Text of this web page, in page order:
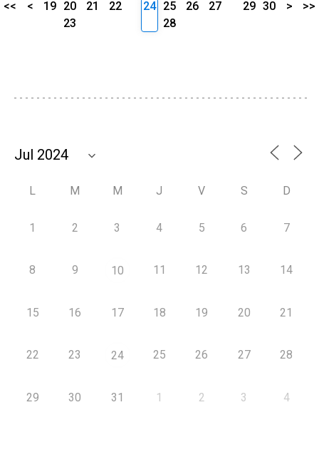
<< < 19 20 21
22
23
24 25 26
27
28
29 30 > >>
L M M J V S D
1 2 3 4 5 6 7
8 9 10 11 12 13 14
15 16 17 18 19 20 21
22 23 24 25 26 27 28
29 30 31 1 2 3 4